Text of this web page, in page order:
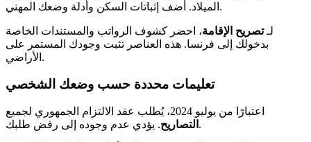
الميلاد. أضف إثباتات السكن وأدلة وضعك المهني.
لـتصريح الإقامة، احضر كشوف الرواتب والمستندات الخاصة
بدخولك إلى فرنسا. هذه العناصر تثبت وجودك المستمر على
الأراضي.
تعليمات محددة حسب وضعك الشخصي
اعتبارًا من يوليو 2024، يُطلب عقد الالتزام الجمهوري لجميع
التصاريح . يؤدي عدم وجوده إلى رفض طلبك.